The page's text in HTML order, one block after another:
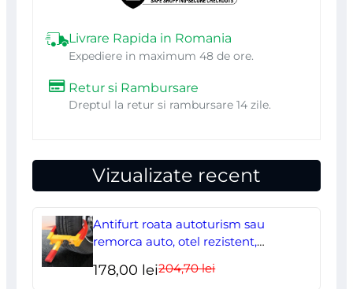
Livrare Rapida in Romania
Expediere in maximum 48 de ore.
Retur si Rambursare
Dreptul la retur si rambursare 14 zile.
5cm
Vizualizate recent
Antifurt roata autoturism sau
remorca auto, otel rezistent,
204,70leiPrețul
178,00 lei
Prețul